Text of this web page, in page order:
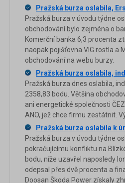
Pražská burza oslabila,
Pražská burza v úvodu týdne
obchodování bylo zejména o
Komerční banka 6,3 procenta
naopak pojišťovna VIG rostla a
obchodování na webu burzy.
Pražská burza oslabila,
Pražská burza dnes oslabila,
2358,83 bodu. Většina
ani energetické společnosti
ANO, jež chce firmu zestátnit.
Pražská burza oslabila k
Pražská burza v úvodu týdne
pokračujícímu konfliktu na
bodu, níže uzavřel naposledy
odepsal přes dvě procenta a
Doosan Škoda Power získaly